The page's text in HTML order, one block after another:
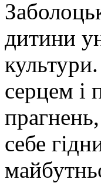
дитини
серцем і
себе